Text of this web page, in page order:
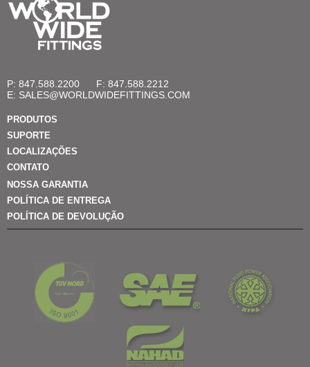
P: 847.588.2200
F: 847.588.2212
E: SALES@WORLDWIDEFITTINGS.COM
PRODUTOS
SUPORTE
LOCALIZAÇÕES
CONTATO
NOSSA GARANTIA
POLÍTICA DE ENTREGA
POLÍTICA DE DEVOLUÇÃO